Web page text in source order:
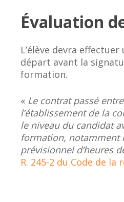
Évaluation
L’élève devra
départ avant la
formation.
« Le contrat passé
l’établissement de la
le niveau du candidat
formation, notamment
prévisionnel d’heures
R. 245-2 du Code de la